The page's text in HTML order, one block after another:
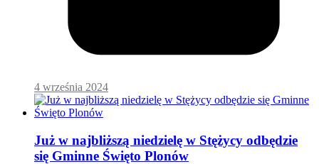
4 września 2024
Już w najbliższą niedzielę w Stężycy odbędzie
się Gminne Święto Plonów